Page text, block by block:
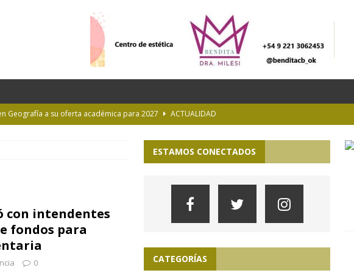
Geografía a su oferta académica para 2027
ACTUALIDAD
Provincia hasta el 13 de agosto de 2026
con intendentes
fondos para
0
ESTAMOS CONECTADOS
CATEGORÍAS